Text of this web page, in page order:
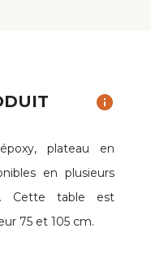
info
plateau en
en plusieurs
Cette table est
75 et 105 cm.